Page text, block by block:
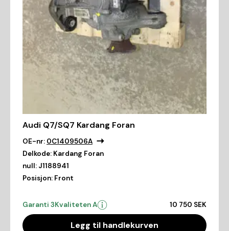
Audi Q7/SQ7 Kardang Foran
OE-nr: 0C1409506A
Delkode: Kardang Foran
null: J1188941
Posisjon: Front
Garanti 3Kvaliteten A 10 750 SEK
Legg til handlekurven